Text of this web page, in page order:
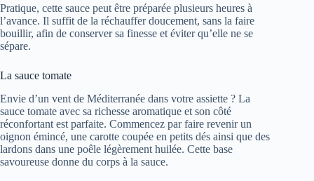
Pratique, cette sauce peut être préparée plusieurs heures à
l’avance. Il suffit de la réchauffer doucement, sans la faire
bouillir, afin de conserver sa finesse et éviter qu’elle ne se
sépare.
La sauce tomate
Envie d’un vent de Méditerranée dans votre assiette ? La
sauce tomate avec sa richesse aromatique et son côté
réconfortant est parfaite. Commencez par faire revenir un
oignon émincé, une carotte coupée en petits dés ainsi que des
lardons dans une poêle légèrement huilée. Cette base
savoureuse donne du corps à la sauce.